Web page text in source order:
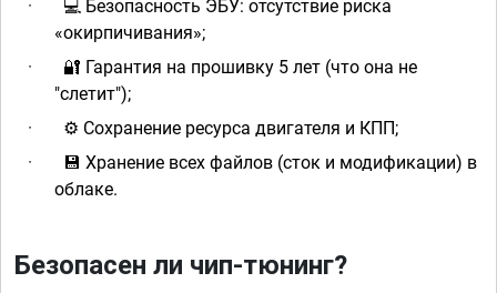
·
💻 Безопасность ЭБУ: отсутствие риска
«окирпичивания»;
·
🔐 Гарантия на прошивку 5 лет (что она не
"слетит");
·
⚙ ️ Сохранение ресурса двигателя и КПП;
·
💾 Хранение всех файлов (сток и модификации) в
облаке.
Безопасен ли чип-тюнинг?